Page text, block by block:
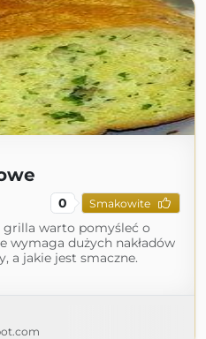
0 Smakowite
grilla warto pomyśleć o
wymaga dużych nakładów
a jakie jest smaczne.